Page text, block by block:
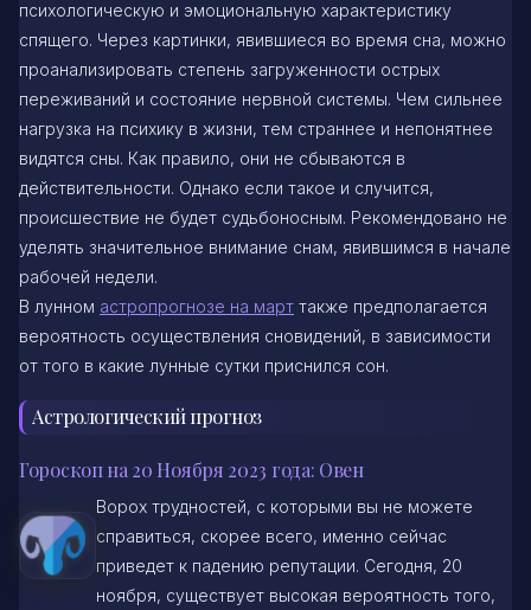
психологическую и эмоциональную характеристику
спящего. Через картинки, явившиеся во время сна, можно
проанализировать степень загруженности острых
переживаний и состояние нервной системы. Чем сильнее
нагрузка на психику в жизни, тем страннее и непонятнее
видятся сны. Как правило, они не сбываются в
действительности. Однако если такое и случится,
происшествие не будет судьбоносным. Рекомендовано не
уделять значительное внимание снам, явившимся в начале
рабочей недели.
В лунном астропрогнозе на март также предполагается
вероятность осуществления сновидений, в зависимости
от того в какие лунные сутки приснился сон.
Астрологический прогноз
Гороскоп на 20 Ноября 2023 года: Овен
Ворох трудностей, с которыми вы не можете
справиться, скорее всего, именно сейчас
приведет к падению репутации. Сегодня, 20
ноября, существует высокая вероятность того,